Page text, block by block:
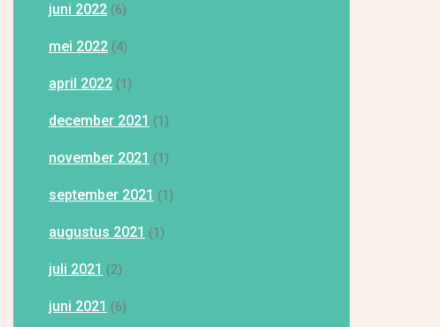
juni 2022 (6)
mei 2022 (4)
april 2022 (1)
december 2021 (1)
november 2021 (1)
september 2021 (1)
augustus 2021 (1)
juli 2021 (2)
juni 2021 (6)